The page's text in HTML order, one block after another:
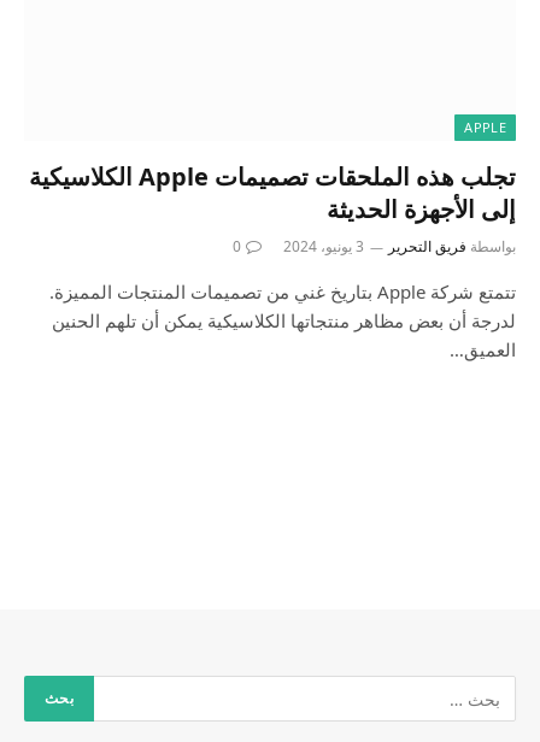
APPLE
تجلب هذه الملحقات تصميمات Apple الكلاسيكية
إلى الأجهزة الحديثة
بواسطة فريق التحرير 3 يونيو، 2024 0
تتمتع شركة Apple بتاريخ غني من تصميمات المنتجات المميزة.
لدرجة أن بعض مظاهر منتجاتها الكلاسيكية يمكن أن تلهم الحنين
العميق…